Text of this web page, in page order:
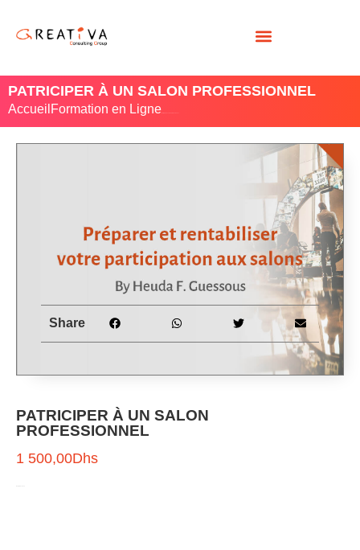
PATRICIPER À UN SALON PROFESSIONNEL
Accueil Formation en Ligne
PATRICIPER À UN SALON
PROFESSIONNEL
1 500,00Dhs
Share